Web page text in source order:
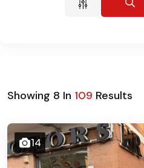
Showing 8 In 109 Results
14